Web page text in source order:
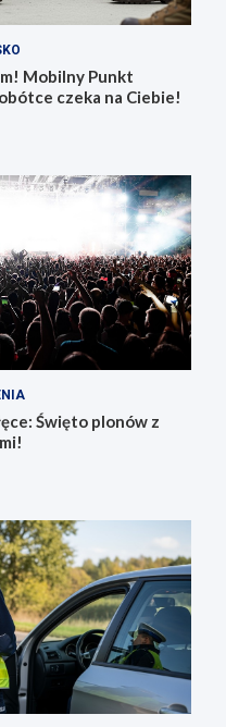
Mobilny Punkt
czeka na Ciebie!
Święto plonów z